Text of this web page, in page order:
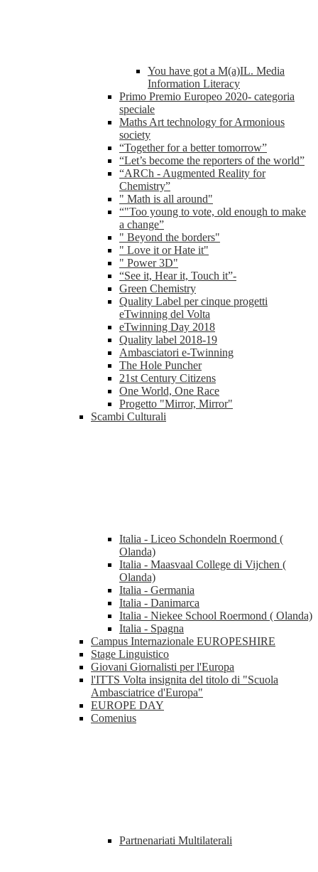
You have got a M(a)IL. Media
Information Literacy
Primo Premio Europeo 2020- categoria
speciale
Maths Art technology for Armonious
society
“Together for a better tomorrow”
“Let’s become the reporters of the world”
“ARCh - Augmented Reality for
Chemistry”
" Math is all around"
“"Too young to vote, old enough to make
a change”
" Beyond the borders"
" Love it or Hate it"
" Power 3D"
“See it, Hear it, Touch it”-
Green Chemistry
Quality Label per cinque progetti
eTwinning del Volta
eTwinning Day 2018
Quality label 2018-19
Ambasciatori e-Twinning
The Hole Puncher
21st Century Citizens
One World, One Race
Progetto "Mirror, Mirror"
Scambi Culturali
Italia - Liceo Schondeln Roermond (
Olanda)
Italia - Maasvaal College di Vijchen (
Olanda)
Italia - Germania
Italia - Danimarca
Italia - Niekee School Roermond ( Olanda)
Italia - Spagna
Campus Internazionale EUROPESHIRE
Stage Linguistico
Giovani Giornalisti per l'Europa
l'ITTS Volta insignita del titolo di "Scuola
Ambasciatrice d'Europa"
EUROPE DAY
Comenius
Partnenariati Multilaterali